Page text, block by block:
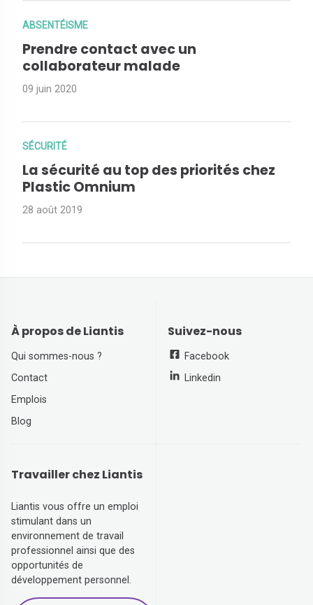
ABSENTÉISME
Prendre contact avec un
collaborateur malade
09 juin 2020
SÉCURITÉ
La sécurité au top des priorités chez
Plastic Omnium
28 août 2019
À propos de Liantis
Qui sommes-nous ?
Contact
Emplois
Blog
Suivez-nous
Facebook
Linkedin
Travailler chez Liantis
Liantis vous offre un emploi
stimulant dans un
environnement de travail
professionnel ainsi que des
opportunités de
développement personnel.